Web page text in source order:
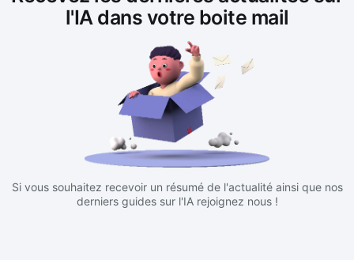
l'IA dans votre boite mail
Si vous souhaitez recevoir un résumé de l'actualité ainsi que nos
derniers guides sur l'IA rejoignez nous !